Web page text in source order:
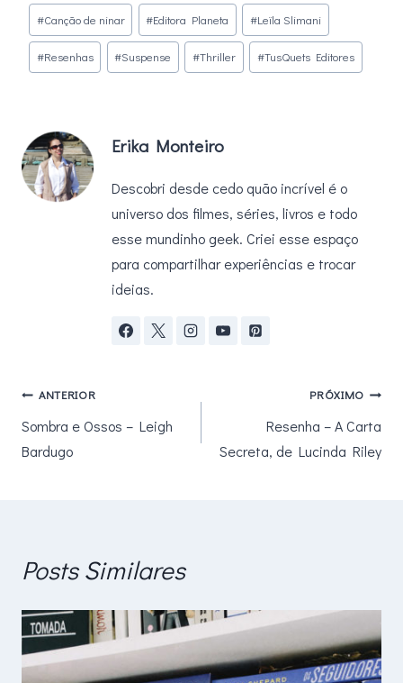
Tags
do
Post:
#Canção de ninar #Editora Planeta #Leïla Slimani
#Resenhas #Suspense #Thriller #TusQuets Editores
Erika Monteiro
Descobri desde cedo quão incrível é o
universo dos filmes, séries, livros e todo
esse mundinho geek. Criei esse espaço
para compartilhar experiências e trocar
ideias.
Navegação
de
ANTERIOR
Sombra e Ossos – Leigh
Bardugo
PRÓXIMO
Resenha – A Carta
Secreta, de Lucinda Riley
Posts Similares